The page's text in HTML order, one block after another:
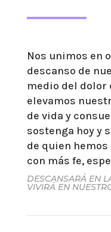
Nos unimos en
descanso de
medio del dolor
elevamos
de vida y
sostenga hoy y
de quien
con más fe,
DESCANSARÁ EN
VIVIRÁ EN